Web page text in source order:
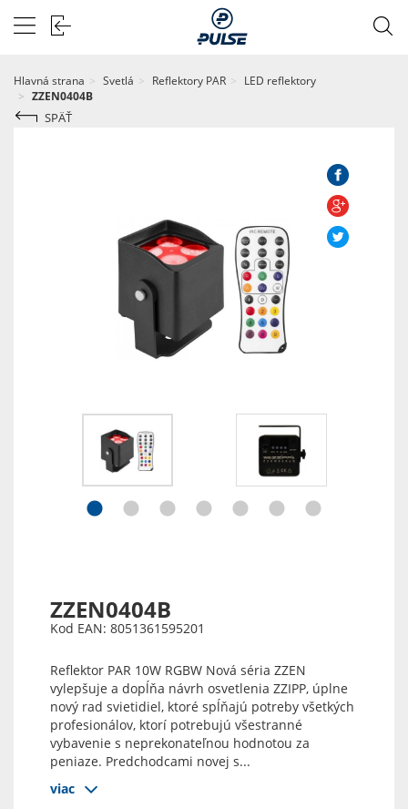
Hlavná strana Svetlá Reflektory PAR
LED reflektory
ZZEN0404B
SPÄŤ
ZZEN0404B
Kod EAN: 8051361595201
Reflektor PAR 10W RGBW Nová séria ZZEN
vylepšuje a dopĺňa návrh osvetlenia ZZIPP, úplne
nový rad svietidiel, ktoré spĺňajú potreby všetkých
profesionálov, ktorí potrebujú všestranné
vybavenie s neprekonateľnou hodnotou za
peniaze. Predchodcami novej s...
viac